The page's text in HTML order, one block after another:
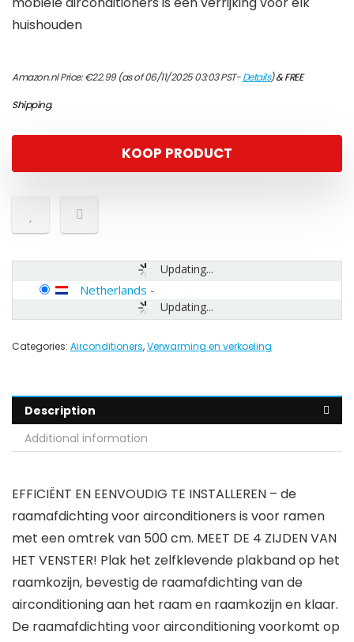
huishouden
Amazon.nl Price:€22.99(as of 06/11/2025 03:03 PST-Details)&FREE
Shipping.
KOOP PRODUCT
Updating...
Updating...
Netherlands -
Categories: Airconditioners,Verwarming en verkoeling
Description
Additional information
EFFICIËNT EN EENVOUDIG TE INSTALLEREN – de
raamafdichting voor airconditioners is voor ramen
met een omtrek van 500 cm. MEET DE 4 ZIJDEN VAN
HET VENSTER! Plak het zelfklevende plakband op het
raamkozijn, bevestig de raamafdichting van de
airconditioning aan het raam en raamkozijn en klaar.
De raamafdichting voor airconditioning voorkomt op